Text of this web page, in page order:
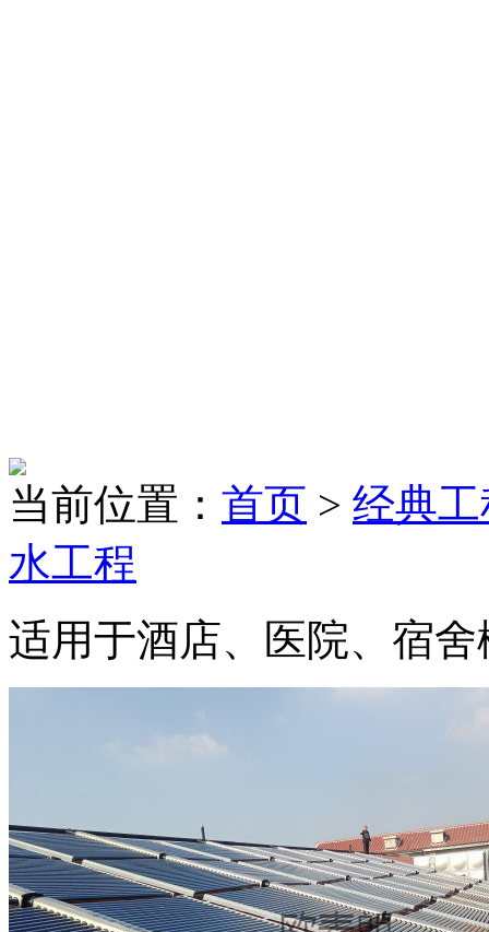
当前位置： 首页 > 经典
水工程
适用于酒店、医院、宿